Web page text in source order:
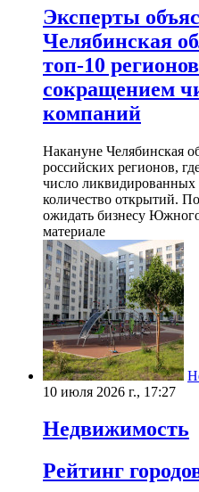
Эксперты
Челябинская
топ-10
сокращением
компаний
Накануне Челябинская
российских регионов,
число
количество открытий.
ожидать бизнесу
материале
10 июля 2026 г., 17:27
Недвижимость
Рейтинг